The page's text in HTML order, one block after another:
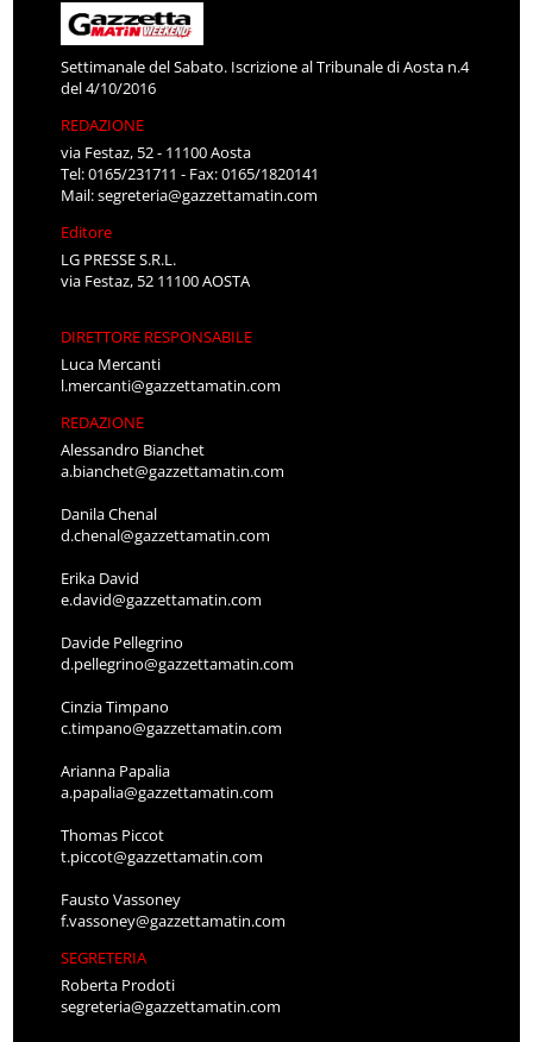
Settimanale del Sabato. Iscrizione al Tribunale di Aosta n.4
del 4/10/2016
REDAZIONE
via Festaz, 52 - 11100 Aosta
Tel: 0165/231711 - Fax: 0165/1820141
Mail:segreteria@gazzettamatin.com
Editore
LG PRESSE S.R.L.
via Festaz, 52 11100 AOSTA
DIRETTORE RESPONSABILE
Luca Mercanti
l.mercanti@gazzettamatin.com
REDAZIONE
Alessandro Bianchet
a.bianchet@gazzettamatin.com
Danila Chenal
d.chenal@gazzettamatin.com
Erika David
e.david@gazzettamatin.com
Davide Pellegrino
d.pellegrino@gazzettamatin.com
Cinzia Timpano
c.timpano@gazzettamatin.com
Arianna Papalia
a.papalia@gazzettamatin.com
Thomas Piccot
t.piccot@gazzettamatin.com
Fausto Vassoney
f.vassoney@gazzettamatin.com
SEGRETERIA
Roberta Prodoti
segreteria@gazzettamatin.com